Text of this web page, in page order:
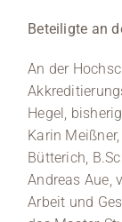
Beteiligte an
An der
Hegel,
Karin
Bütterich,
Andreas Aue,
Arbeit und